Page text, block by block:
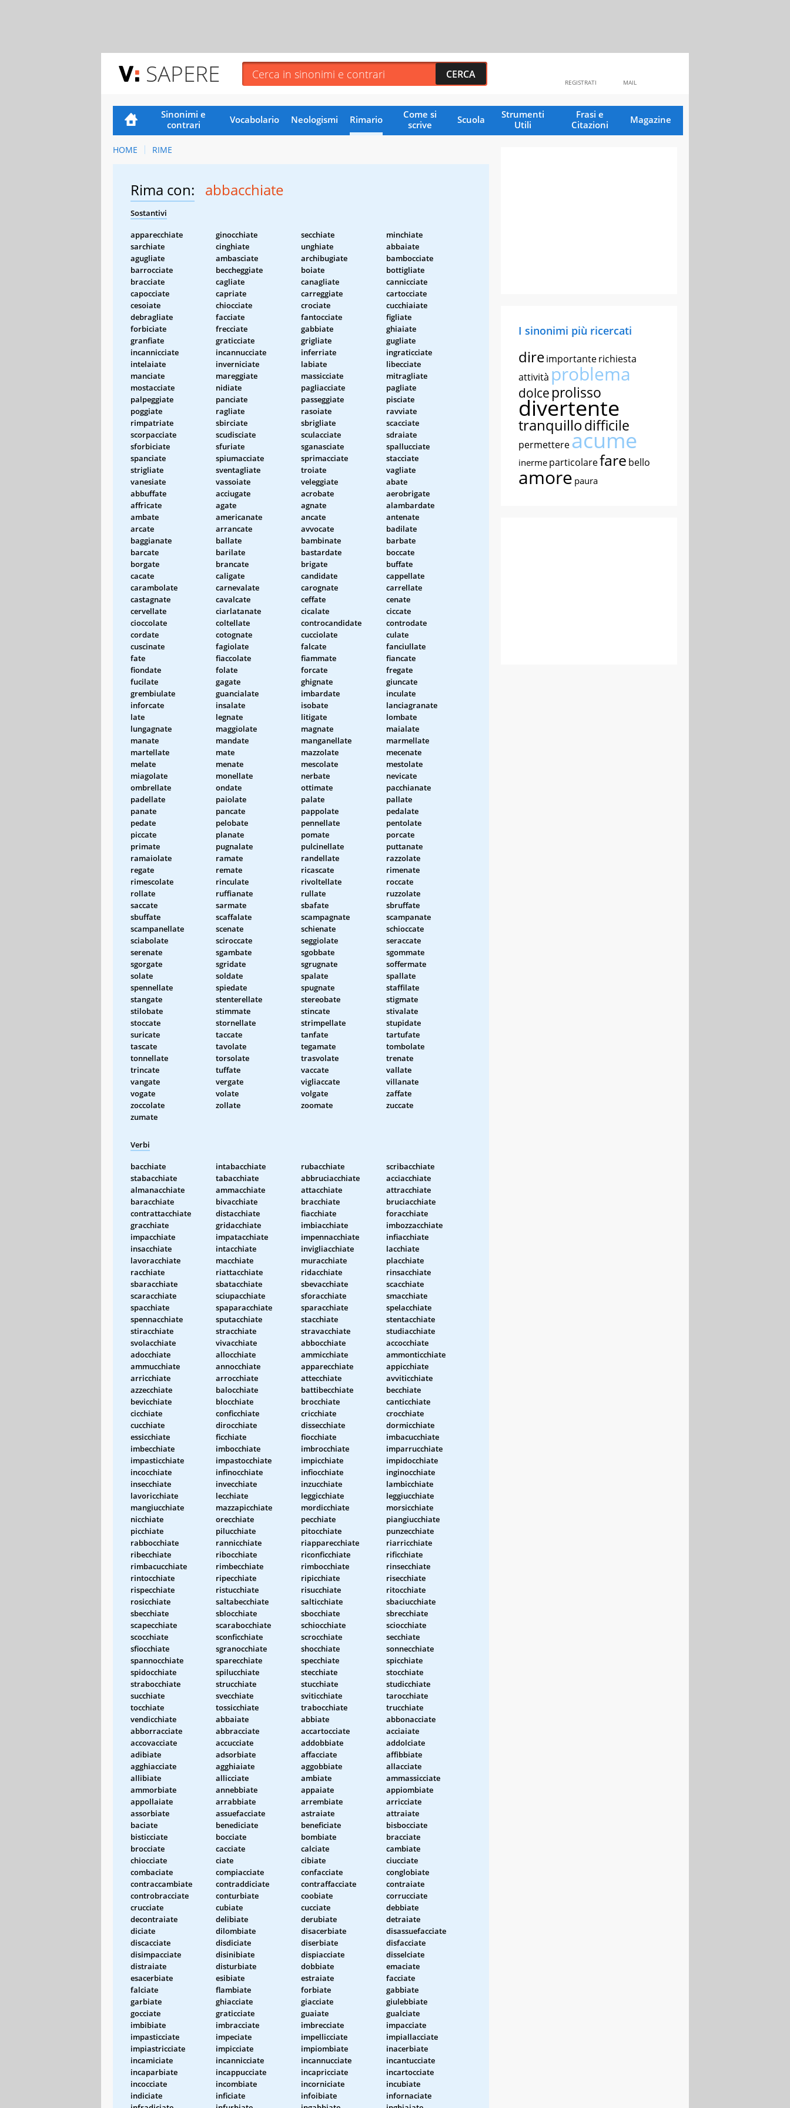
SAPERE MAIL
REGISTRATI
Sinonimi e
contrari
Vocabolario Neologismi Rimario
Come si
scrive
Scuola
Strumenti
Utili
Frasi e
Citazioni
Magazine
HOME RIME
Rima con: abbacchiate
Sostantivi
apparecchiate ginocchiate secchiate
minchiate
sarchiate
cinghiate unghiate
abbaiate
agugliate
ambasciate archibugiate
bambocciate
barrocciate
beccheggiate boiate
bottigliate
bracciate
cagliate canagliate
cannicciate
capocciate
capriate carreggiate
cartocciate
cesoiate
chiocciate crociate
cucchiaiate
debragliate
facciate fantocciate
figliate
forbiciate
frecciate gabbiate
ghiaiate
granfiate
graticciate grigliate
gugliate
incannicciate
incannucciate inferriate
ingraticciate
intelaiate
inverniciate labiate
libecciate
manciate
mareggiate massicciate
mitragliate
mostacciate
nidiate pagliacciate
pagliate
palpeggiate
panciate passeggiate
pisciate
poggiate
ragliate rasoiate
ravviate
rimpatriate
sbirciate sbrigliate
scacciate
scorpacciate
scudisciate sculacciate
sdraiate
sforbiciate
sfuriate sganasciate
spallucciate
spanciate
spiumacciate sprimacciate
stacciate
strigliate
sventagliate troiate
vagliate
vanesiate
vassoiate veleggiate
abate
abbuffate
acciugate acrobate
aerobrigate
affricate
agate agnate
alambardate
ambate
americanate ancate
antenate
arcate
arrancate avvocate
badilate
baggianate
ballate bambinate
barbate
barcate
barilate bastardate
boccate
borgate
brancate brigate
buffate
cacate
caligate candidate
cappellate
carambolate
carnevalate carognate
carrellate
castagnate
cavalcate ceffate
cenate
cervellate
ciarlatanate cicalate
ciccate
cioccolate
coltellate controcandidate
controdate
cordate
cotognate cucciolate
culate
cuscinate
fagiolate falcate
fanciullate
fate
fiaccolate fiammate
fiancate
fiondate
folate forcate
fregate
fucilate
gagate ghignate
giuncate
grembiulate
guancialate imbardate
inculate
inforcate
insalate isobate
lanciagranate
late
legnate litigate
lombate
lungagnate
maggiolate magnate
maialate
manate
mandate manganellate
marmellate
martellate
mate mazzolate
mecenate
melate
menate mescolate
mestolate
miagolate
monellate nerbate
nevicate
ombrellate
ondate ottimate
pacchianate
padellate
paiolate palate
pallate
panate
pancate pappolate
pedalate
pedate
pelobate pennellate
pentolate
piccate
planate pomate
porcate
primate
pugnalate pulcinellate
puttanate
ramaiolate
ramate randellate
razzolate
regate
remate ricascate
rimenate
rimescolate
rinculate rivoltellate
roccate
rollate
ruffianate rullate
ruzzolate
saccate
sarmate sbafate
sbruffate
sbuffate
scaffalate scampagnate
scampanate
scampanellate
scenate schienate
schioccate
sciabolate
sciroccate seggiolate
seraccate
serenate
sgambate sgobbate
sgommate
sgorgate
sgridate sgrugnate
soffermate
solate
soldate spalate
spallate
spennellate
spiedate spugnate
staffilate
stangate
stenterellate stereobate
stigmate
stilobate
stimmate stincate
stivalate
stoccate
stornellate strimpellate
stupidate
suricate
taccate tanfate
tartufate
tascate
tavolate tegamate
tombolate
tonnellate
torsolate trasvolate
trenate
trincate
tuffate vaccate
vallate
vangate
vergate vigliaccate
villanate
vogate
volate volgate
zaffate
zoccolate
zollate zoomate
zuccate
zumate
Verbi
bacchiate intabacchiate rubacchiate
scribacchiate
stabacchiate
tabacchiate abbruciacchiate
acciacchiate
almanacchiate
ammacchiate attacchiate
attracchiate
baracchiate
bivacchiate bracchiate
bruciacchiate
contrattacchiate
distacchiate fiacchiate
foracchiate
gracchiate
gridacchiate imbiacchiate
imbozzacchiate
impacchiate
impatacchiate impennacchiate
infiacchiate
insacchiate
intacchiate invigliacchiate
lacchiate
lavoracchiate
macchiate muracchiate
placchiate
racchiate
riattacchiate ridacchiate
rinsacchiate
sbaracchiate
sbatacchiate sbevacchiate
scacchiate
scaracchiate
sciupacchiate sforacchiate
smacchiate
spacchiate
spaparacchiate sparacchiate
spelacchiate
spennacchiate
sputacchiate stacchiate
stentacchiate
stiracchiate
stracchiate stravacchiate
studiacchiate
svolacchiate
vivacchiate abbocchiate
accocchiate
adocchiate
allocchiate ammicchiate
ammonticchiate
ammucchiate
annocchiate apparecchiate
appicchiate
arricchiate
arrocchiate attecchiate
avviticchiate
azzecchiate
balocchiate battibecchiate
becchiate
bevicchiate
blocchiate brocchiate
canticchiate
cicchiate
conficchiate cricchiate
crocchiate
cucchiate
dirocchiate dissecchiate
dormicchiate
essicchiate
ficchiate fiocchiate
imbacucchiate
imbecchiate
imbocchiate imbrocchiate
imparrucchiate
impasticchiate
impastocchiate impicchiate
impidocchiate
incocchiate
infinocchiate infiocchiate
inginocchiate
insecchiate
invecchiate inzucchiate
lambicchiate
lavoricchiate
lecchiate leggicchiate
leggiucchiate
mangiucchiate
mazzapicchiate mordicchiate
morsicchiate
nicchiate
orecchiate pecchiate
piangiucchiate
picchiate
pilucchiate pitocchiate
punzecchiate
rabbocchiate
rannicchiate riapparecchiate
riarricchiate
ribecchiate
ribocchiate riconficchiate
rificchiate
rimbacucchiate
rimbecchiate rimbocchiate
rinsecchiate
rintocchiate
ripecchiate ripicchiate
risecchiate
rispecchiate
ristucchiate risucchiate
ritocchiate
rosicchiate
saltabecchiate salticchiate
sbaciucchiate
sbecchiate
sblocchiate sbocchiate
sbrecchiate
scapecchiate
scarabocchiate schiocchiate
sciocchiate
scocchiate
sconficchiate scrocchiate
secchiate
sfiocchiate
sgranocchiate shocchiate
sonnecchiate
spannocchiate
sparecchiate specchiate
spicchiate
spidocchiate
spilucchiate stecchiate
stocchiate
strabocchiate
strucchiate stucchiate
studicchiate
succhiate
svecchiate sviticchiate
tarocchiate
tocchiate
tossicchiate trabocchiate
trucchiate
vendicchiate
abbaiate abbiate
abbonacciate
abborracciate
abbracciate accartocciate
acciaiate
accovacciate
accucciate addobbiate
addolciate
adibiate
adsorbiate affacciate
affibbiate
agghiacciate
agghiaiate aggobbiate
allacciate
allibiate
allicciate ambiate
ammassicciate
ammorbiate
annebbiate appaiate
appiombiate
appollaiate
arrabbiate arrembiate
arricciate
assorbiate
assuefacciate astraiate
attraiate
baciate
benediciate beneficiate
bisbocciate
bisticciate
bocciate bombiate
bracciate
brocciate
cacciate calciate
cambiate
chiocciate
ciate cibiate
ciucciate
combaciate
compiacciate confacciate
conglobiate
contraccambiate
contraddiciate contraffacciate
contraiate
controbracciate
conturbiate coobiate
corrucciate
crucciate
cubiate cucciate
debbiate
decontraiate
delibiate derubiate
detraiate
diciate
dilombiate disacerbiate
disassuefacciate
discacciate
disdiciate diserbiate
disfacciate
disimpacciate
disinibiate dispiacciate
disselciate
distraiate
disturbiate dobbiate
emaciate
esacerbiate
esibiate estraiate
facciate
falciate
flambiate forbiate
gabbiate
garbiate
ghiacciate giacciate
giulebbiate
gocciate
graticciate guaiate
gualciate
imbibiate
imbracciate imbrecciate
impacciate
impasticciate
impeciate impellicciate
impiallacciate
impiastricciate
impicciate impiombiate
inacerbiate
incamiciate
incannicciate incannucciate
incantucciate
incaparbiate
incappucciate incapricciate
incartocciate
incocciate
incombiate incorniciate
incubiate
indiciate
inficiate infoibiate
infornaciate
I sinonimi più ricercati
direimportanterichiesta
attività problema
dolce prolisso
divertente
tranquillodifficile
permettereacume
inerme particolarefare bello
amore paura